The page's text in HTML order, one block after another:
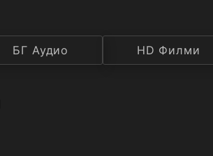
Рейтинг
БГ Аудио HD Филми